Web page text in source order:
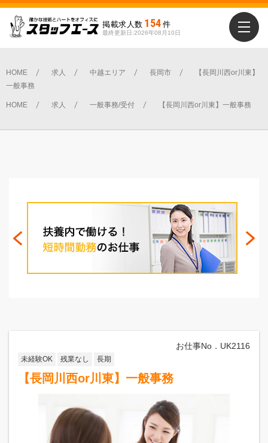
掲載求人数 154 件
最終更新日:2026年08月10日
HOME 求人 中越エリア 長岡市
【長岡川西or川東】
一般事務
HOME 求人 一般事務/受付 【長岡川西or川東】一般事務
お仕事No．UK2116
未経験OK 残業なし 長期
【長岡川西or川東】一般事務
勤務地を選ぶ
新潟市全域
秋葉区
西区 西蒲区
下越エリア
加茂市 弥彦村
田上町
中越エリア
小千谷市
柏崎市
上越市 妙高市
条件選択に戻る